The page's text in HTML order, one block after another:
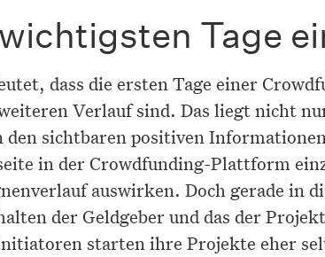
Tage
dass die ersten Tage einer
Verlauf sind. Das liegt nicht
den sichtbaren positiven
in der Crowdfunding-Plattform
auswirken. Doch gerade in
der Geldgeber und das der
starten ihre Projekte eher